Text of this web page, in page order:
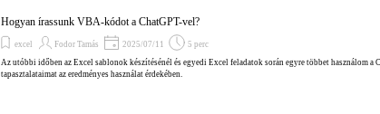
Hogyan írassunk VBA-kódot a ChatGPT-vel?
excel Fodor Tamás 2025/07/11
5 perc
Az utóbbi időben az Excel sablonok készítésénél és egyedi Excel feladatok során egyre többet használom
tapasztalataimat az eredményes használat érdekében.